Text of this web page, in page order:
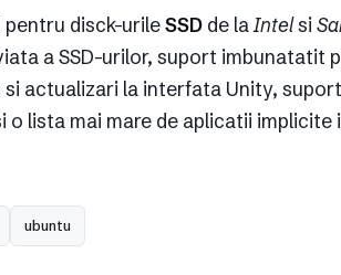
pentru disck-urileSSD de laIntelsi
a SSD-urilor, suport imbunatatit
si actualizari la interfata Unity,
lista mai mare de aplicatii implicite
ubuntu